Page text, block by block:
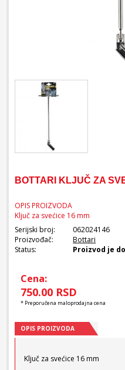
BOTTARI KLJUČ ZA
OPIS PROIZVODA
Ključ za svećice 16 mm
Serijski broj:
062024146
Proizvođač:
Bottari
Status:
Proizvod je
Cena:
750.00 RSD
* Preporučena maloprodajna cena
OPIS PROIZVODA
Ključ za svećice 16 mm